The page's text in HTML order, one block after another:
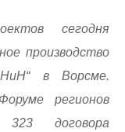
сегодня
производство
в Ворсме.
регионов
договора